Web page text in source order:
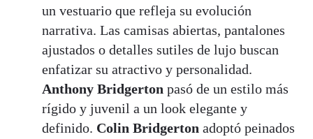
un vestuario que refleja su evolución
narrativa. Las camisas abiertas, pantalones
ajustados o detalles sutiles de lujo buscan
enfatizar su atractivo y personalidad.
Anthony Bridgerton pasó de un estilo más
rígido y juvenil a un look elegante y
definido. Colin Bridgerton adoptó peinados